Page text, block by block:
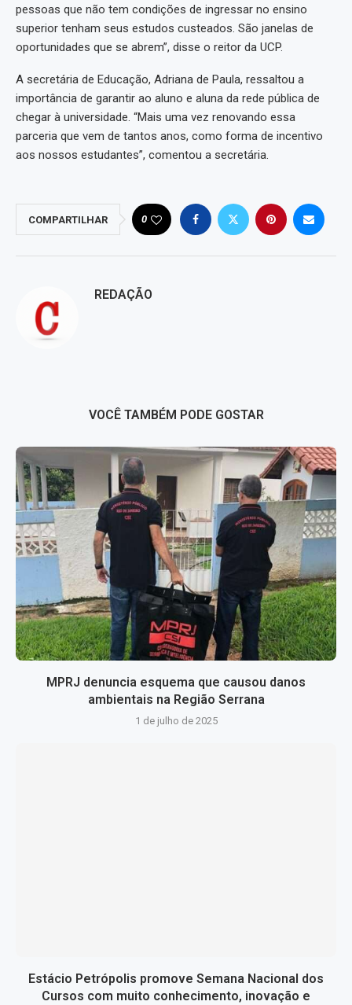
pessoas que não tem condições de ingressar no ensino
superior tenham seus estudos custeados. São janelas de
oportunidades que se abrem”, disse o reitor da UCP.
A secretária de Educação, Adriana de Paula, ressaltou a
importância de garantir ao aluno e aluna da rede pública de
chegar à universidade. “Mais uma vez renovando essa
parceria que vem de tantos anos, como forma de incentivo
aos nossos estudantes”, comentou a secretária.
COMPARTILHAR 0
REDAÇÃO
VOCÊ TAMBÉM PODE GOSTAR
MPRJ denuncia esquema que causou danos
ambientais na Região Serrana
1 de julho de 2025
Estácio Petrópolis promove Semana Nacional dos
Cursos com muito conhecimento, inovação e